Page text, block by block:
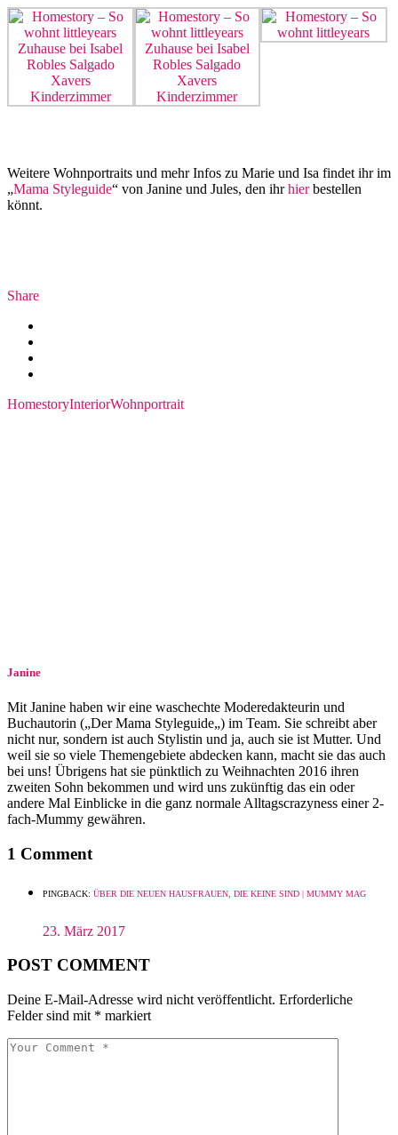
Weitere Wohnportraits und mehr Infos zu Marie und Isa findet ihr im
„Mama Styleguide“ von Janine und Jules, den ihrhierbestellen
könnt.
Share
HomestoryInteriorWohnportrait
Janine
Mit Janine haben wir eine waschechte Moderedakteurin und
Buchautorin („Der Mama Styleguide„) im Team. Sie schreibt aber
nicht nur, sondern ist auch Stylistin und ja, auch sie ist Mutter. Und
weil sie so viele Themengebiete abdecken kann, macht sie das auch
bei uns! Übrigens hat sie pünktlich zu Weihnachten 2016 ihren
zweiten Sohn bekommen und wird uns zukünftig das ein oder
andere Mal Einblicke in die ganz normale Alltagscrazyness einer 2-
fach-Mummy gewähren.
1 Comment
PINGBACK: ÜBER DIE NEUEN HAUSFRAUEN, DIE KEINE SIND | MUMMY MAG
23. März 2017
POST COMMENT
Deine E-Mail-Adresse wird nicht veröffentlicht. Erforderliche
Felder sind mit * markiert